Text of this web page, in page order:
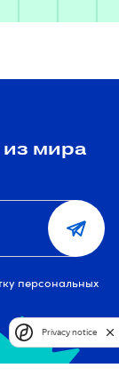
мира
персональных
Privacy notice